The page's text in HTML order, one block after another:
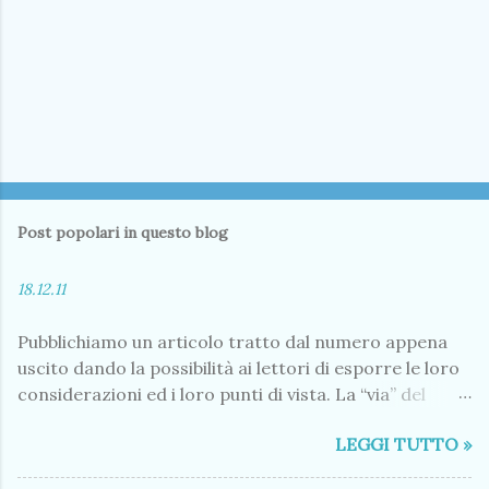
Post popolari in questo blog
18.12.11
Pubblichiamo un articolo tratto dal numero appena
uscito dando la possibilità ai lettori di esporre le loro
considerazioni ed i loro punti di vista. La “via” del
l’incarico per il progetto preliminare di realizzazione
di una strada agro-silvo-pastorale che colleghi
LEGGI TUTTO »